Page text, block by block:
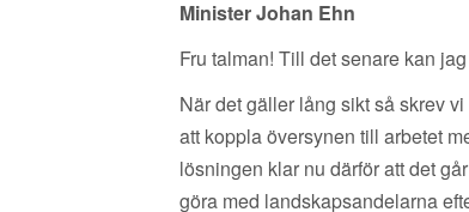
Minister Johan Ehn
Fru talman! Till det senare kan
När det gäller lång sikt så skrev
att koppla översynen till arbetet
lösningen klar nu därför att det
göra med landskapsandelarna